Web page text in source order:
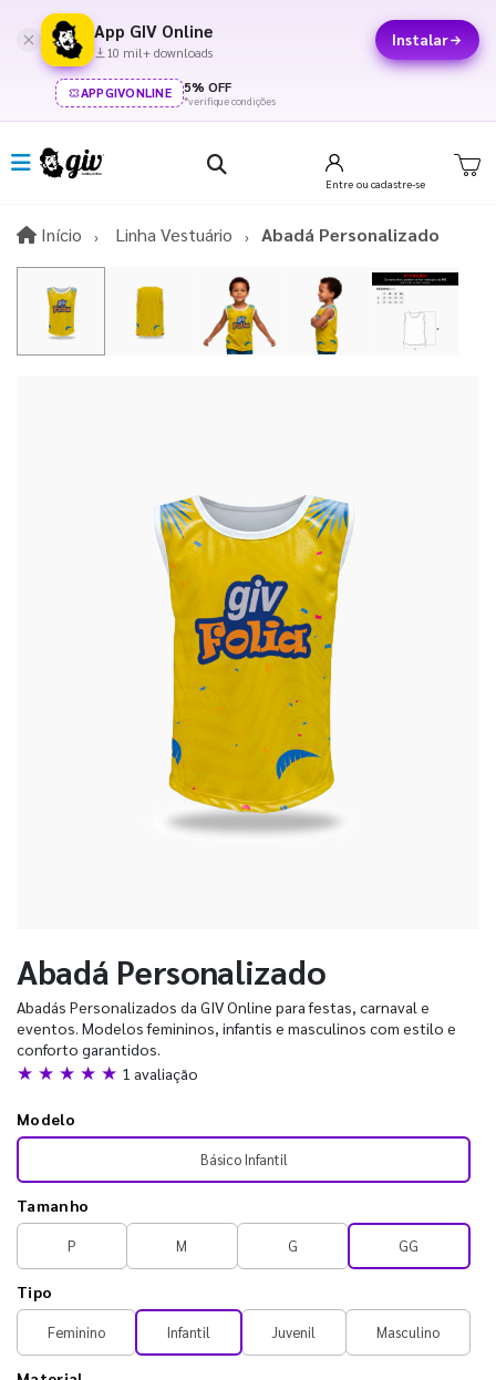
App GIV Online
10 mil+ downloads
Instalar
APPGIVONLINE 5% OFF
*verifique condições
Entre ou cadastre-se
Início InícioLinha Vestuário Abadá Personalizado
Abadá Personalizado
Abadás Personalizados da GIV Online para festas, carnaval e
eventos. Modelos femininos, infantis e masculinos com estilo e
conforto garantidos.
★ ★ ★ ★ ★ 1 avaliação
Modelo
Básico Infantil
Tamanho
P M G GG
Tipo
Feminino Infantil Juvenil Masculino